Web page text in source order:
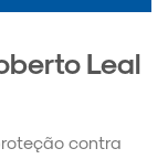
Leal
contra